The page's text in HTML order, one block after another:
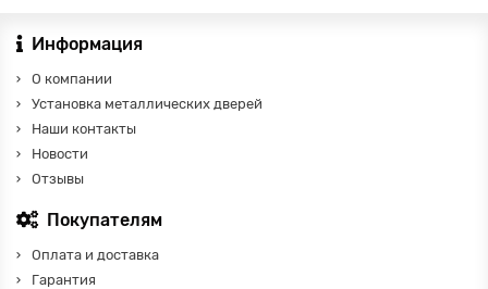
Информация
О компании
Установка металлических дверей
Наши контакты
Новости
Отзывы
Покупателям
Оплата и доставка
Гарантия